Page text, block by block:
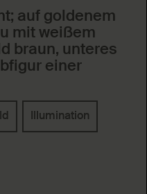
auf goldenem
mit weißem
braun, unteres
einer
Illumination